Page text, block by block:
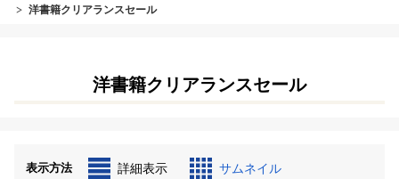
洋書籍クリアランスセール
洋書籍クリアランスセール
表示方法 詳細表示 サムネイル